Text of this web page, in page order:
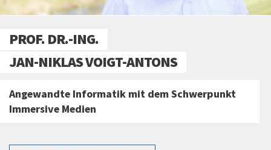
PROF. DR.-ING.
JAN-NIKLAS VOIGT-ANTONS
Angewandte Informatik mit dem Schwerpunkt
Immersive Medien